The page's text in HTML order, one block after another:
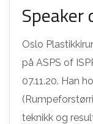
Speaker
Oslo
på ASPS of
07.11.20. Han
teknikk og